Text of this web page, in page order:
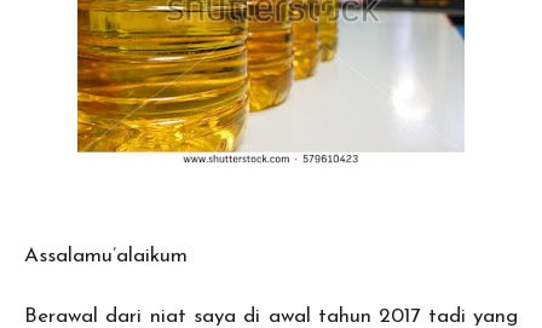
Assalamu’alaikum
Berawal dari niat saya di awal tahun 2017 tadi yang